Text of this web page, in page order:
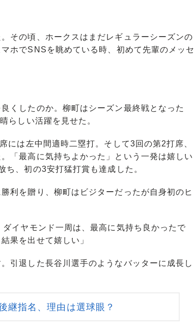
その頃、ホークスはまだレギュラーシーズンの
ホでSNSを眺めている時、初めて先輩のメッセ
くしたのか。柳町はシーズン最終戦となった
らしい活躍を見せた。
には左中間適時二塁打。そして3回の第2打席、
「最高に気持ちよかった」という一発は嬉しい
、初の3安打猛打賞も達成した。
利を贈り、柳町はビジターだったが自身初のヒ
イヤモンド一周は、最高に気持ち良かったで
果を出せて嬉しい」
引退した長谷川選手のようなバッターに成長し
継指名、理由は選球眼？